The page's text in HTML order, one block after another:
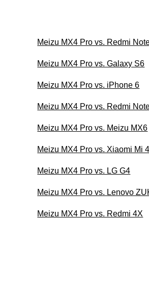
Meizu MX4 Pro vs. Redmi
Meizu MX4 Pro vs. Galaxy S6
Meizu MX4 Pro vs. iPhone 6
Meizu MX4 Pro vs. Redmi
Meizu MX4 Pro vs. Meizu MX6
Meizu MX4 Pro vs. Xiaomi Mi 4
Meizu MX4 Pro vs. LG G4
Meizu MX4 Pro vs. Lenovo
Meizu MX4 Pro vs. Redmi 4X